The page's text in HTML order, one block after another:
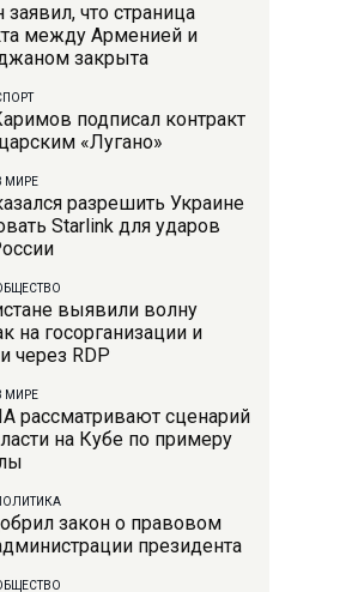
что страница
между Арменией и
закрыта
подписал контракт
«Лугано»
МИРЕ
разрешить Украине
Starlink для ударов
выявили волну
на госорганизации и
через RDP
МИРЕ
рассматривают сценарий
на Кубе по примеру
закон о правовом
президента